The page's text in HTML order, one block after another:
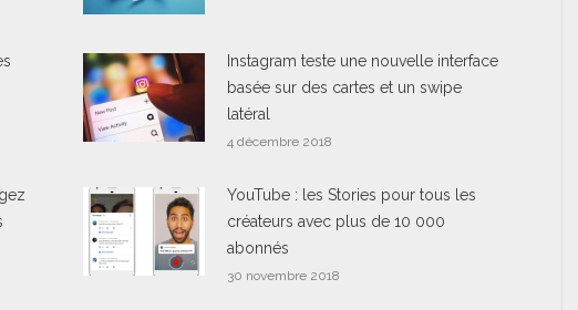
Instagram teste une nouvelle interface
basée sur des cartes et un swipe
latéral
4 décembre 2018
YouTube : les Stories pour tous les
créateurs avec plus de 10 000
abonnés
30 novembre 2018